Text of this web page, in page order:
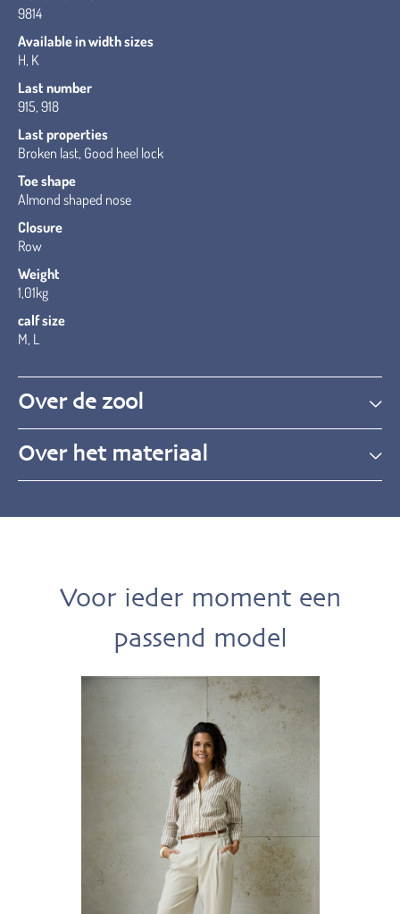
9814
Available in width sizes
H, K
Last number
915, 918
Last properties
Broken last, Good heel lock
Toe shape
Almond shaped nose
Closure
Row
Weight
1,01kg
calf size
M, L
Over de zool
Over het materiaal
Voor ieder moment een
passend model